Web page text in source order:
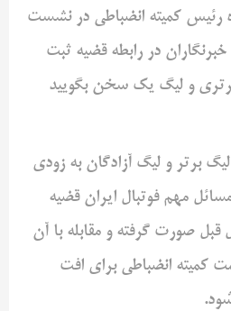
رئیس کمیته انضباطی در نشست
در رابطه قضیه ثبت
و لیگ یک سخن بگویید
برتر و لیگ آزادگان به زودی
مهم فوتبال ایران قضیه
صورت گرفته و مقابله با آن
کمیته انضباطی برای افت